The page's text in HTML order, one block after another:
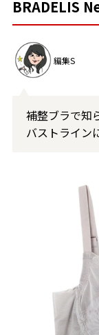
BRADELIS
編集S
補整ブラで知
バストライン